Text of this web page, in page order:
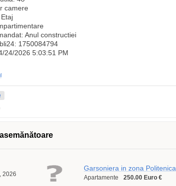
camere
Anul constructiei
1750084794
24/2026 5:03:51 PM
2026
Garsoniera in zona Politenica
Apartamente 250.00 Euro €